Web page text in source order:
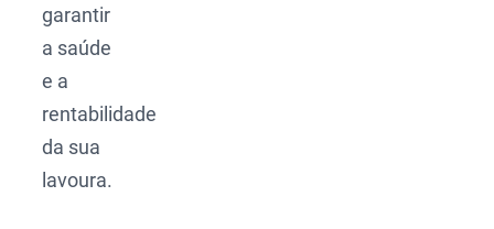
garantir
a saúde
e a
rentabilidade
da sua
lavoura.